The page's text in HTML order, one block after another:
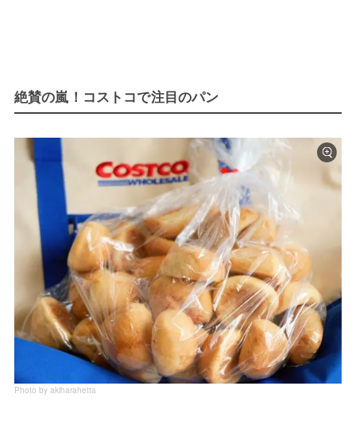
絶賛の嵐！コストコで注目のパン
Photo by akiharahetta